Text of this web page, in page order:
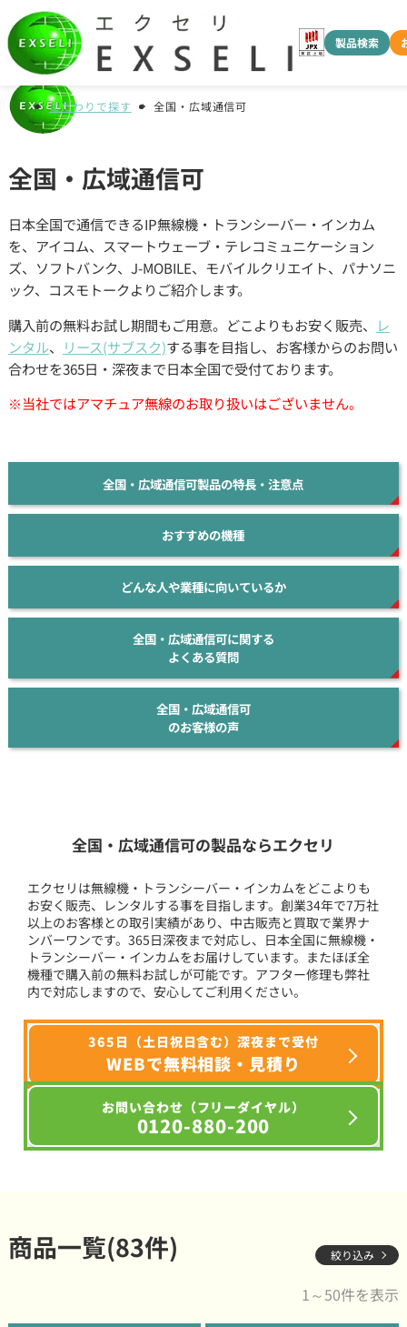
製品検索
こだわりで探す 全国・広域通信可
全国・広域通信可
日本全国で通信できるIP無線機・トランシーバー・インカム
を、アイコム、スマートウェーブ・テレコミュニケーション
ズ、ソフトバンク、J-MOBILE、モバイルクリエイト、パナソニ
ック、コスモトークよりご紹介します。
購入前の無料お試し期間もご用意。どこよりもお安く販売、
レ
ンタル、 リース(サブスク)する事を目指し、お客様からのお問い
合わせを365日・深夜まで日本全国で受付ております。
※当社ではアマチュア無線のお取り扱いはございません。
全国・広域通信可製品の特長・注意点
おすすめの機種
どんな人や業種に向いているか
全国・広域通信可に関する
よくある質問
全国・広域通信可
のお客様の声
全国・広域通信可の製品ならエクセリ
エクセリは無線機・トランシーバー・インカムをどこよりも
お安く販売、レンタルする事を目指します。創業34年で7万社
以上のお客様との取引実績があり、中古販売と買取で業界ナ
ンバーワンです。365日深夜まで対応し、日本全国に無線機・
トランシーバー・インカムをお届けしています。またほぼ全
機種で購入前の無料お試しが可能です。アフター修理も弊社
内で対応しますので、安心してご利用ください。
365日（土日祝日含む）深夜まで受付
WEBで無料相談・見積り
お問い合わせ（フリーダイヤル）
0120-880-200
商品一覧(83件) 絞り込み
1～50件を表示